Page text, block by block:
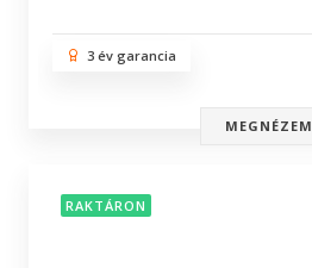
3 év garancia
MEGNÉZEM
RAKTÁRON